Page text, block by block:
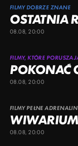
FILMY DOBRZE ZNANE
OSTATNIA
08.08, 20:00
FILMY, KTÓRE
POKONAĆ
08.08, 20:00
FILMY PEŁNE
WIWARIUM
08.08, 20:00